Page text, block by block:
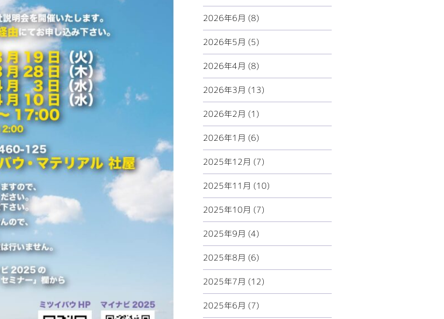
2026年6月 (8)
2026年5月 (5)
2026年4月 (8)
2026年3月 (13)
2026年2月 (1)
2026年1月 (6)
2025年12月 (7)
2025年11月 (10)
2025年10月 (7)
2025年9月 (4)
2025年8月 (6)
2025年7月 (12)
2025年6月 (7)